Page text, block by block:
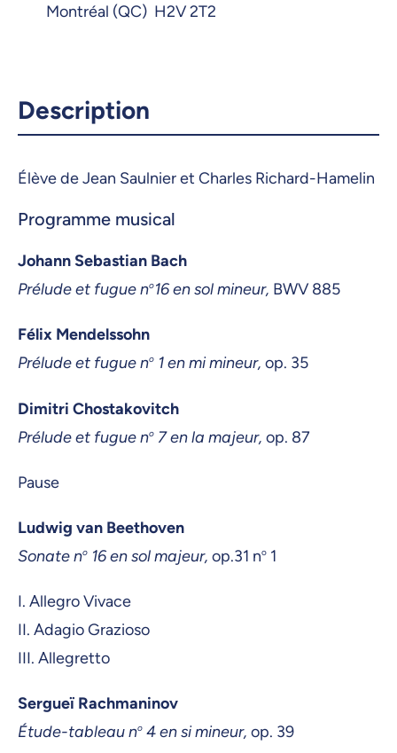
Montréal (QC) H2V 2T2
Description
Élève de Jean Saulnier et Charles Richard-Hamelin
Programme musical
Johann Sebastian Bach
Prélude et fugue no16 en sol mineur, BWV 885
Félix Mendelssohn
Prélude et fugue no 1 en mi mineur, op. 35
Dimitri Chostakovitch
Prélude et fugue no 7 en la majeur, op. 87
Pause
Ludwig van Beethoven
Sonate no 16 en sol majeur, op.31 no 1
I. Allegro Vivace
II. Adagio Grazioso
III. Allegretto
Sergueï Rachmaninov
Étude-tableau no 4 en si mineur, op. 39